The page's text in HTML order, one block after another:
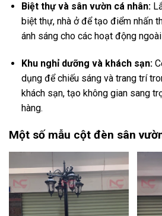
Biệt thự và sân vườn cá nhân:
biệt thự, nhà ở để tạo điểm nhấn
ánh sáng cho các hoạt động
Khu nghỉ dưỡng và khách sạn:
dụng để chiếu sáng và trang trí
khách sạn, tạo không gian sang
hàng.
Một số mẫu cột đèn sân